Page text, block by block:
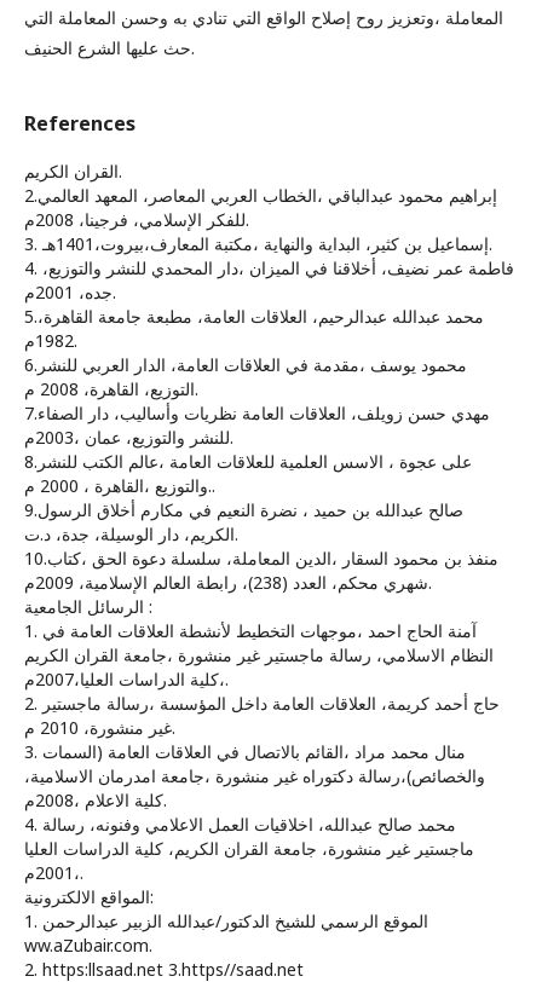
المعاملة ،وتعزيز روح إصلاح الواقع التي تنادي به وحسن المعاملة التي
حث عليها الشرع الحنيف.
References
القران الكريم.
2.إبراهيم محمود عبدالباقي ،الخطاب العربي المعاصر، المعهد العالمي
للفكر الإسلامي، فرجينا، 2008م.
3. إسماعيل بن كثير، البداية والنهاية ،مكتبة المعارف،بيروت،1401هـ.
4. فاطمة عمر نضيف، أخلاقنا في الميزان ،دار المحمدي للنشر والتوزيع،
جده، 2001م.
5.محمد عبدالله عبدالرحيم، العلاقات العامة، مطبعة جامعة القاهرة،
1982م.
6.محمود يوسف ،مقدمة في العلاقات العامة، الدار العربي للنشر
التوزيع، القاهرة، 2008 م.
7.مهدي حسن زويلف، العلاقات العامة نظريات وأساليب، دار الصفاء
للنشر والتوزيع، عمان ،2003م.
8.على عجوة ، الاسس العلمية للعلاقات العامة ،عالم الكتب للنشر
والتوزيع ،القاهرة ، 2000 م..
9.صالح عبدالله بن حميد ، نضرة النعيم في مكارم أخلاق الرسول
الكريم، دار الوسيلة، جدة، د.ت.
10.منفذ بن محمود السقار ،الدين المعاملة، سلسلة دعوة الحق ،كتاب
شهري محكم، العدد (238)، رابطة العالم الإسلامية، 2009م.
الرسائل الجامعية :
1. آمنة الحاج احمد ،موجهات التخطيط لأنشطة العلاقات العامة في
النظام الاسلامي، رسالة ماجستير غير منشورة ،جامعة القران الكريم
،كلية الدراسات العليا،2007م.
2. حاج أحمد كريمة، العلاقات العامة داخل المؤسسة ،رسالة ماجستير
غير منشورة، 2010 م.
3. منال محمد مراد ،القائم بالاتصال في العلاقات العامة (السمات
والخصائص)،رسالة دكتوراه غير منشورة ،جامعة امدرمان الاسلامية،
كلية الاعلام ،2008م.
4. محمد صالح عبدالله، اخلاقيات العمل الاعلامي وفنونه، رسالة
ماجستير غير منشورة، جامعة القران الكريم، كلية الدراسات العليا
،2001م.
المواقع الالكترونية:
1. الموقع الرسمي للشيخ الدكتور/عبدالله الزبير عبدالرحمن
ww.aZubair.com.
2. https:llsaad.net 3.https//saad.net